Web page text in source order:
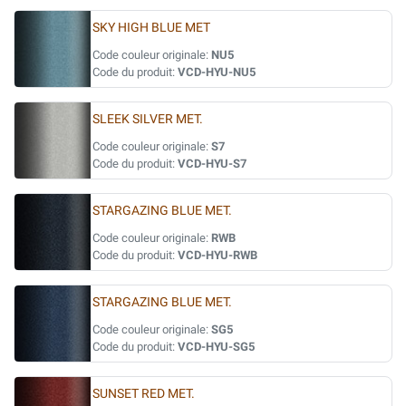
SKY HIGH BLUE MET
Code couleur originale: NU5
Code du produit: VCD-HYU-NU5
SLEEK SILVER MET.
Code couleur originale: S7
Code du produit: VCD-HYU-S7
STARGAZING BLUE MET.
Code couleur originale: RWB
Code du produit: VCD-HYU-RWB
STARGAZING BLUE MET.
Code couleur originale: SG5
Code du produit: VCD-HYU-SG5
SUNSET RED MET.